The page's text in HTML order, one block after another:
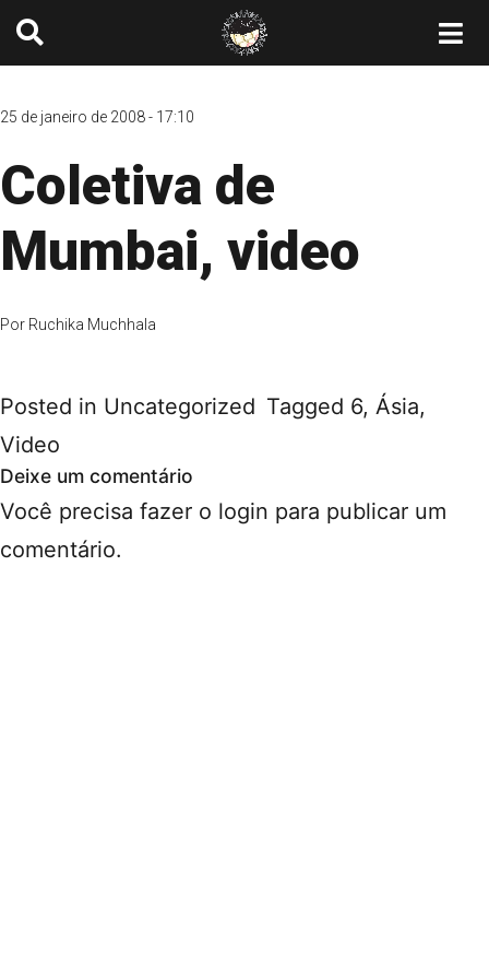
25 de janeiro de 2008 - 17:10
Coletiva de
Mumbai, video
Por Ruchika Muchhala
Posted in Uncategorized Tagged 6, Ásia,
Video
Deixe um comentário
Você precisa fazer o login para publicar um
comentário.